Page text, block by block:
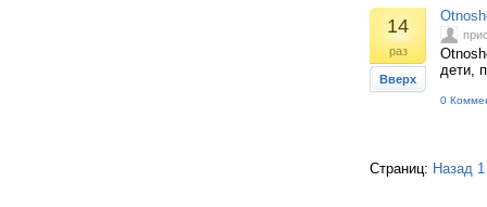
14
раз
Вверх
дети,
0
Страниц: Назад 1